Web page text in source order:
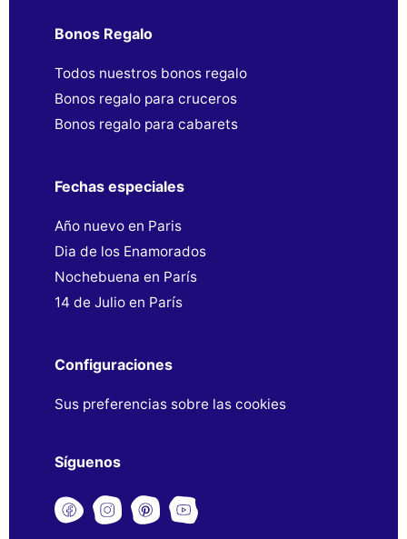
Bonos Regalo
Todos nuestros bonos regalo
Bonos regalo para cruceros
Bonos regalo para cabarets
Fechas especiales
Año nuevo en Paris
Dia de los Enamorados
Nochebuena en París
14 de Julio en París
Configuraciones
Sus preferencias sobre las cookies
Síguenos